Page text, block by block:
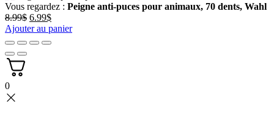
Vous regardez : Peigne anti-puces pour animaux, 70 dents, Wahl
8.99$ Le
prix
initial
6.99$Le
prix
Ajouter au panier
0